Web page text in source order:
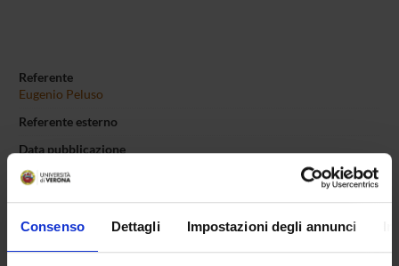
Consenso Dettagli Impostazioni degli annunci
Referente
Eugenio Peluso
Referente esterno
Data pubblicazione
15 febbraio 2010